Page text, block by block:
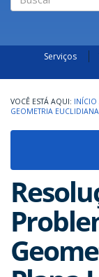
Serviços
INÍCIO
GEOMETRIA